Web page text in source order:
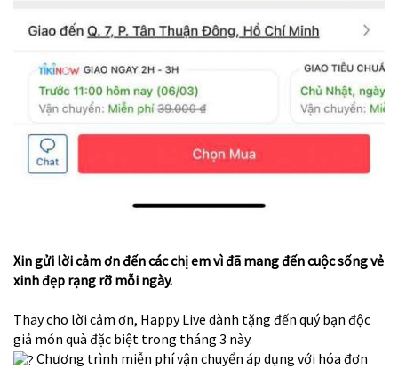
Xin gửi lời cảm ơn đến các chị em vì đã mang đến cuộc sống vẻ
xinh đẹp rạng rỡ mỗi ngày.
Thay cho lời cảm ơn, Happy Live dành tặng đến quý bạn độc
giả món quà đặc biệt trong tháng 3 này.
Chương trình miễn phí vận chuyển áp dụng với hóa đơn